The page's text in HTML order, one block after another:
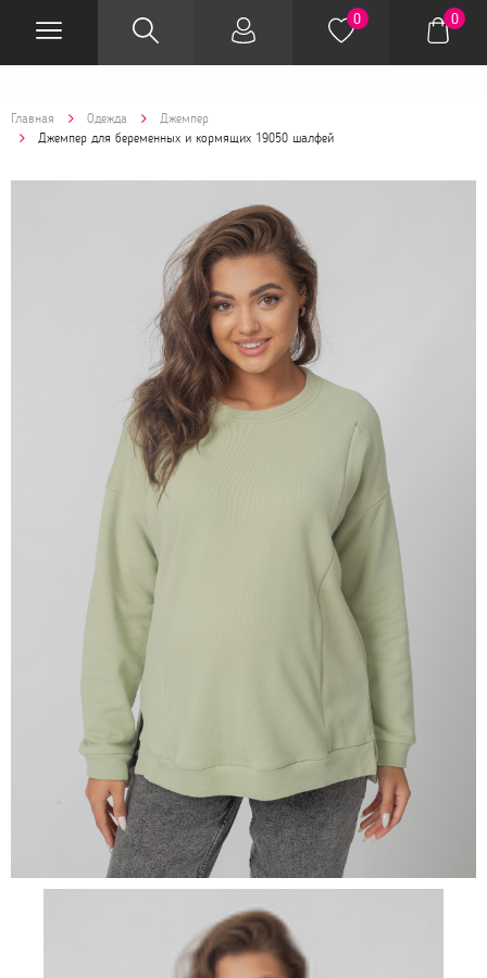
0 0
Главная Одежда
Джемпер
Джемпер для беременных и кормящих 19050 шалфей